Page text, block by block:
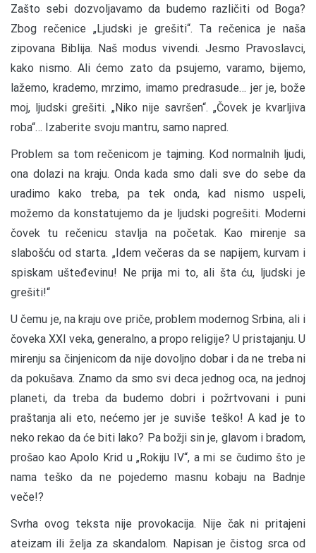
Zašto sebi dozvoljavamo da budemo različiti od Boga?
Zbog rečenice „Ljudski je grešiti“. Ta rečenica je naša
zipovana Biblija. Naš modus vivendi. Jesmo Pravoslavci,
kako nismo. Ali ćemo zato da psujemo, varamo, bijemo,
lažemo, krademo, mrzimo, imamo predrasude… jer je, bože
moj, ljudski grešiti. „Niko nije savršen“. „Čovek je kvarljiva
roba“… Izaberite svoju mantru, samo napred.
Problem sa tom rečenicom je tajming. Kod normalnih ljudi,
ona dolazi na kraju. Onda kada smo dali sve do sebe da
uradimo kako treba, pa tek onda, kad nismo uspeli,
možemo da konstatujemo da je ljudski pogrešiti. Moderni
čovek tu rečenicu stavlja na početak. Kao mirenje sa
slabošću od starta. „Idem večeras da se napijem, kurvam i
spiskam ušteđevinu! Ne prija mi to, ali šta ću, ljudski je
grešiti!“
U čemu je, na kraju ove priče, problem modernog Srbina, ali i
čoveka XXI veka, generalno, a propo religije? U pristajanju. U
mirenju sa činjenicom da nije dovoljno dobar i da ne treba ni
da pokušava. Znamo da smo svi deca jednog oca, na jednoj
planeti, da treba da budemo dobri i požrtvovani i puni
praštanja ali eto, nećemo jer je suviše teško! A kad je to
neko rekao da će biti lako? Pa božji sin je, glavom i bradom,
prošao kao Apolo Krid u „Rokiju IV“, a mi se čudimo što je
nama teško da ne pojedemo masnu kobaju na Badnje
veče!?
Svrha ovog teksta nije provokacija. Nije čak ni pritajeni
ateizam ili želja za skandalom. Napisan je čistog srca od